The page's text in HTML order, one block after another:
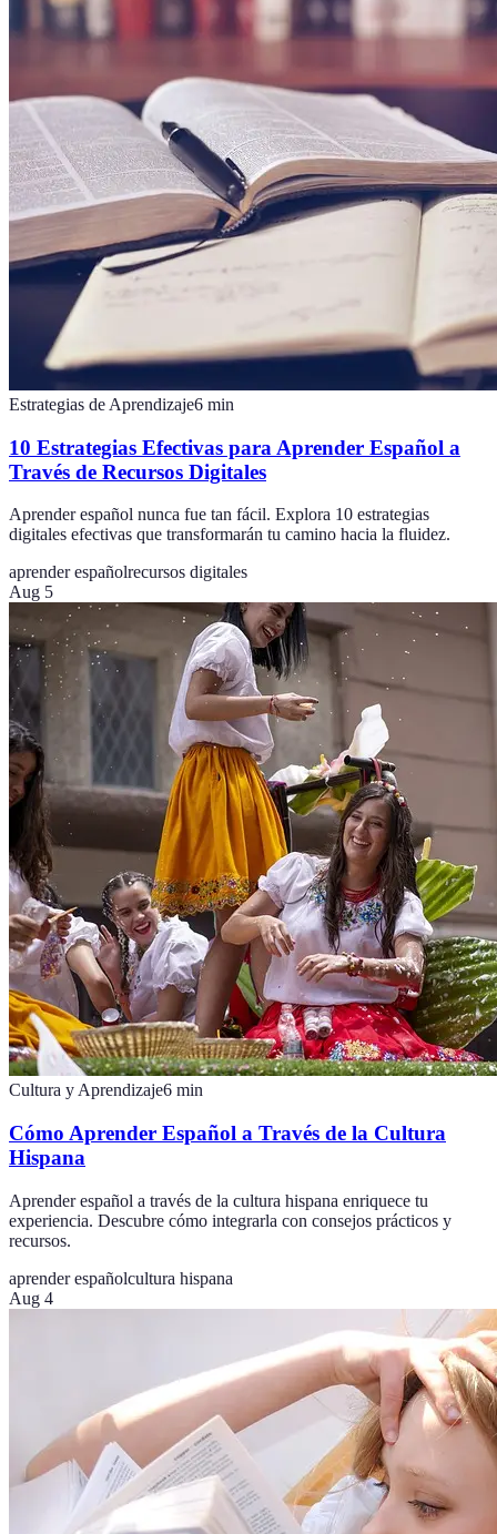
Estrategias de Aprendizaje6 min
10 Estrategias Efectivas para Aprender Español a
Través de Recursos Digitales
Aprender español nunca fue tan fácil. Explora 10 estrategias
digitales efectivas que transformarán tu camino hacia la fluidez.
aprender españolrecursos digitales
Aug 5
Cultura y Aprendizaje6 min
Cómo Aprender Español a Través de la Cultura
Hispana
Aprender español a través de la cultura hispana enriquece tu
experiencia. Descubre cómo integrarla con consejos prácticos y
recursos.
aprender españolcultura hispana
Aug 4